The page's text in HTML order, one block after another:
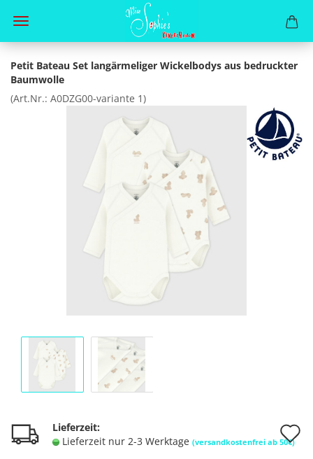
Petit Bateau Set langärmeliger Wickelbodys aus bedruckter
Baumwolle
(Art.Nr.: A0DZG00-variante 1)
Lieferzeit:
Lieferzeit nur 2-3 Werktage (versandkostenfrei ab 50€)